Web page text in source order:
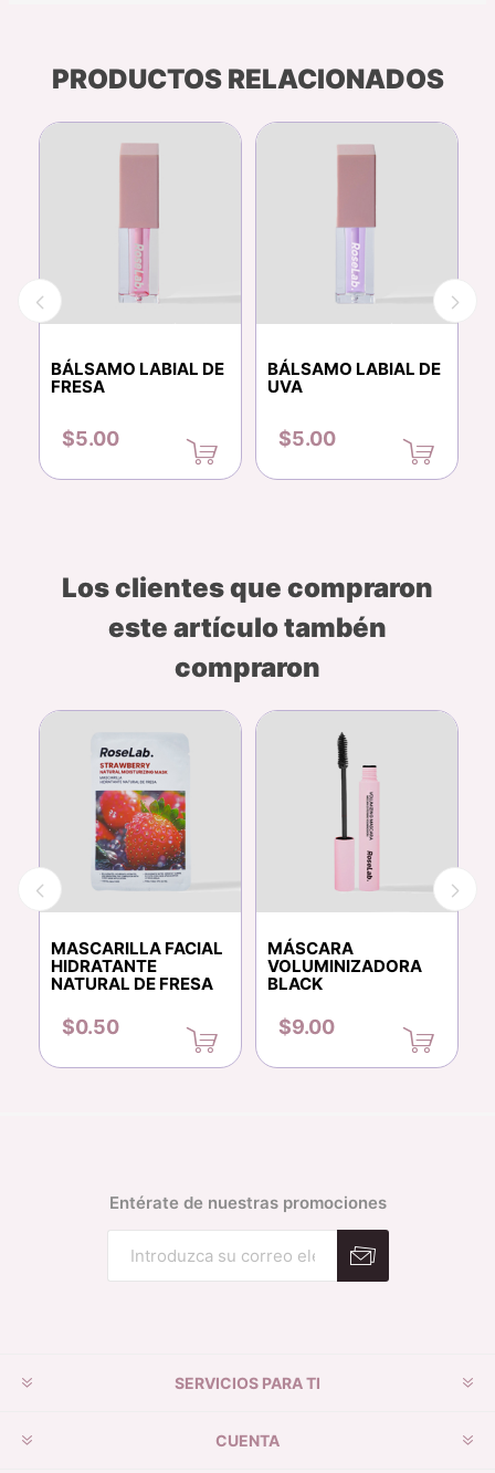
PRODUCTOS RELACIONADOS
BÁLSAMO LABIAL DE
FRESA
$5.00
BÁLSAMO LABIAL DE
UVA
$5.00
Los clientes que compraron
este artículo tambén
compraron
MASCARILLA FACIAL
HIDRATANTE
NATURAL DE FRESA
$0.50
MÁSCARA
VOLUMINIZADORA
BLACK
$9.00
Entérate de nuestras promociones
SERVICIOS PARA TI
CUENTA